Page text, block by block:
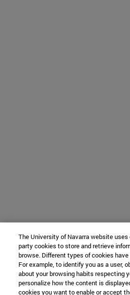
The University of Navarra website uses
party cookies to store and retrieve
browse. Different types of cookies
For example, to identify you as a user,
about your browsing habits respecting
personalize how the content is
cookies you want to enable or accept